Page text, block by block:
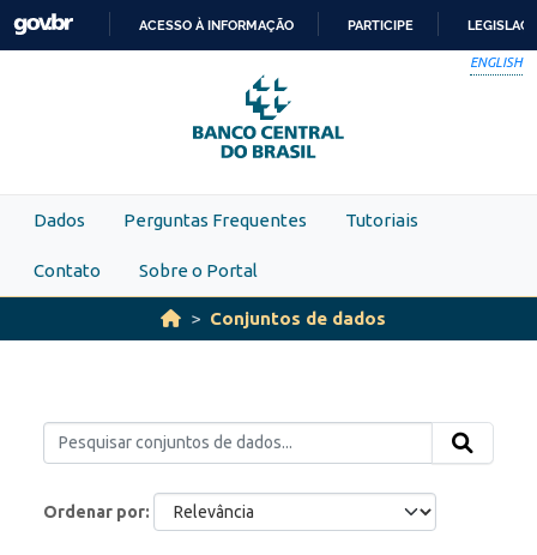
Skip to main content
PARA
O
CONTEÚDO
ACESSO À INFORMAÇÃO PARTICIPE
ENGLISH
Dados Perguntas Frequentes Tutoriais
Contato Sobre o Portal
Conjuntos de dados
Ordenar por